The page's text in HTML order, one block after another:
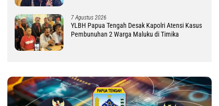
7 Agustus 2026
YLBH Papua Tengah Desak Kapolri Atensi Kasus
Pembunuhan 2 Warga Maluku di Timika